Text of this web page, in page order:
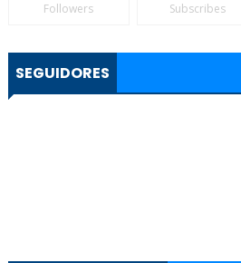
Followers Subscribes
SEGUIDORES